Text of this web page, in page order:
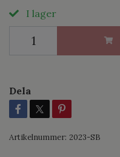
I lager
Dela
Artikelnummer: 2023-SB